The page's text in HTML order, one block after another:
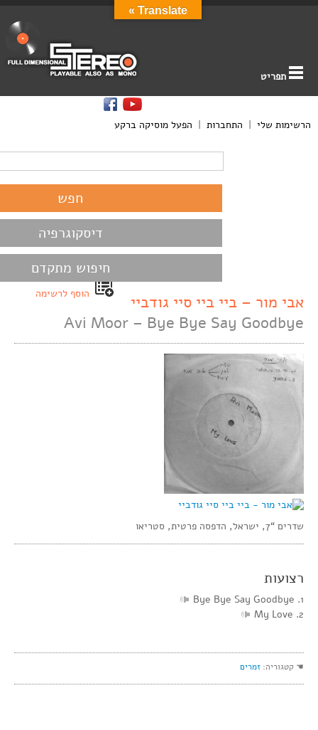
תפריט
הרשימות שלי | התחברות | הפעל מוסיקה ברקע
דיסקוגרפיה
חיפוש מתקדם
הוסף לרשימה
אבי מור – ביי ביי סיי גודביי
Avi Moor – Bye Bye Say Goodbye
שדרים “7, ישראל, הדפסה פרטית, סטריאו
רצועות
1. Bye Bye Say Goodbye
2. My Love
☚ קטגוריה: זמרים
Translate »